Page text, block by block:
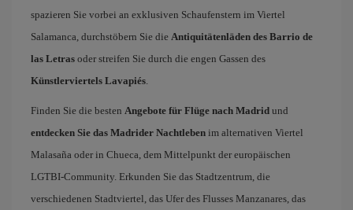
spazieren Sie vorbei an exklusiven Schaufenstern im Viertel
Salamanca, durchstöbern Sie die Antiquitätenläden des Barrio de
las Letras oder streifen Sie durch die engen Gassen des
Künstlerviertels Lavapiés.
Finden Sie die besten Angebote für Flüge nach Madrid und
entdecken Sie das Madrider Nachtleben im alternativen Viertel
Malasaña oder in Chueca, dem Mittelpunkt der europäischen
LGTBI-Community. Erkunden Sie das Stadtzentrum, die
verschiedenen Stadtviertel, das Ufer des Flusses Manzanares, das